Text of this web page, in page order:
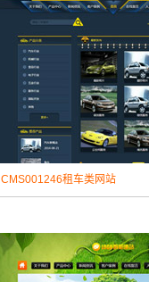
CMS001246租车类网站